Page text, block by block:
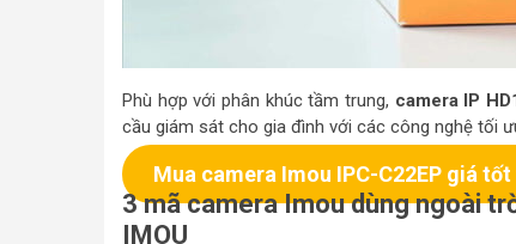
Phù hợp với phân khúc tầm trung, camera IP
cầu giám sát cho gia đình với các công nghệ tối
Mua camera Imou IPC-C22EP giá
3 mã camera Imou dùng ngoài
IMOU